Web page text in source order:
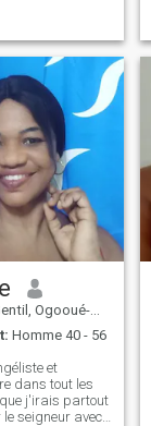
Maritime, Gabon
Homme 40 - 56
et
dans tout les
j'irais partout
seigneur avec